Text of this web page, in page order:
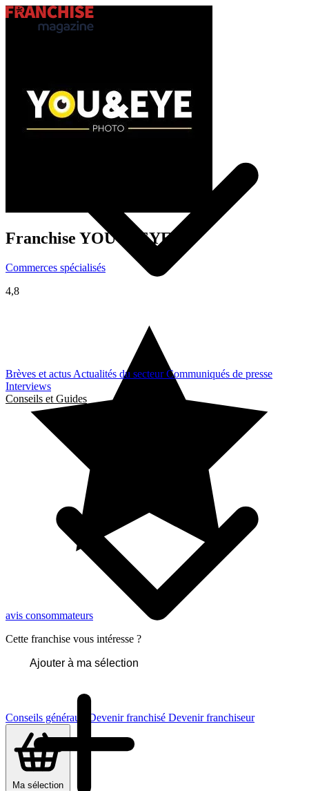
Brèves et actus Actualités du secteurCommuniqués de presse
Interviews
Conseils et Guides
Conseils généraux Devenir franchisé Devenir franchiseur
Ma sélection
Franchise YOU & EYE
Commerces spécialisés
4,8
avis consommateurs
Cette franchise vous intéresse ?
Ajouter à ma sélection